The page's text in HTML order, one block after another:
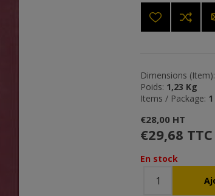
Dimensions (Item):
Poids: 1,23 Kg
Items / Package: 1
€28,00 HT
€29,68 TTC
En stock